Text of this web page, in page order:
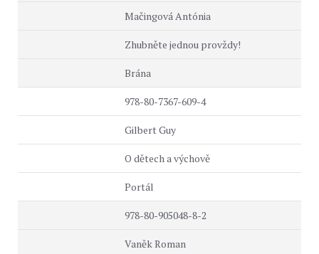
Mačingová Antónia
Zhubněte jednou provždy!
Brána
978-80-7367-609-4
Gilbert Guy
O dětech a výchově
Portál
978-80-905048-8-2
Vaněk Roman